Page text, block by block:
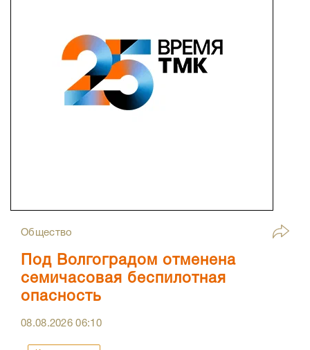
Общество
Под Волгоградом отменена
семичасовая беспилотная
опасность
08.08.202606:10